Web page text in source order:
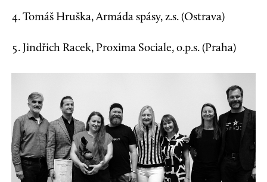
Tomáš Hruška, Armáda spásy, z.s. (Ostrava)
Jindřich Racek, Proxima Sociale, o.p.s. (Praha)